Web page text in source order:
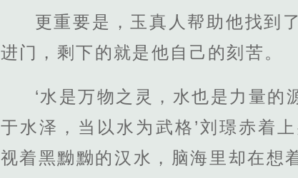
更重要是，玉真人帮助他找到
进门，剩下的就是他自己的刻苦。
‘水是万物之灵，水也是力量
于水泽，当以水为武格’刘璟赤着
视着黑黝黝的汉水，脑海里却在想